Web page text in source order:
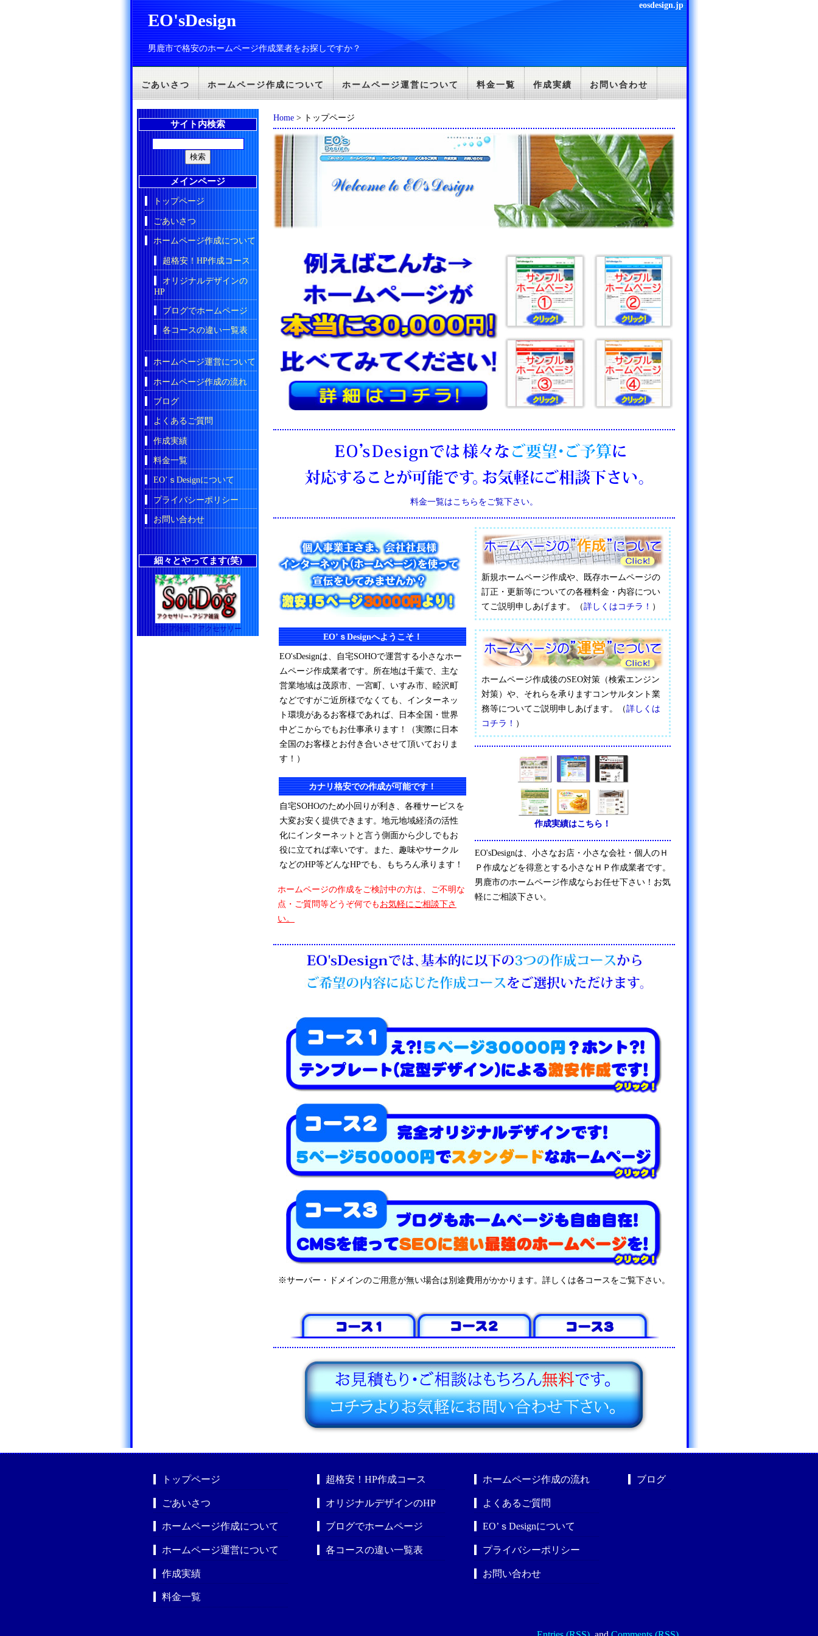
EO'sDesign
男鹿市で格安のホームページ作成業者をお探しですか？
eosdesign.jp
ごあいさつ ホームページ作成について ホームページ運営について 料金一覧 作成実績 お問い合わせ
Home > トップページ
料金一覧はこちらをご覧下さい。
EO’ｓDesignへようこそ！
EO'sDesignは、自宅SOHOで運営する小さなホー
ムページ作成業者です。所在地は千葉で、主な
営業地域は茂原市、一宮町、いすみ市、睦沢町
などですがご近所様でなくても、インターネッ
ト環境があるお客様であれば、日本全国・世界
中どこからでもお仕事承ります！（実際に日本
全国のお客様とお付き合いさせて頂いておりま
す！）
カナリ格安での作成が可能です！
自宅SOHOのため小回りが利き、各種サービスを
大変お安く提供できます。地元地域経済の活性
化にインターネットと言う側面から少しでもお
役に立てれば幸いです。また、趣味やサークル
などのHP等どんなHPでも、もちろん承ります！
ホームページの作成をご検討中の方は、ご不明な
点・ご質問等どうぞ何でもお気軽にご相談下さ
い。
新規ホームページ作成や、既存ホームページの
訂正・更新等についての各種料金・内容につい
てご説明申しあげます。（詳しくはコチラ！ ）
ホームページ作成後のSEO対策（検索エンジン
対策）や、それらを承りますコンサルタント業
務等についてご説明申しあげます。（詳しくは
コチラ！ ）
作成実績はこちら！
EO'sDesignは、小さなお店・小さな会社・個人のＨ
Ｐ作成などを得意とする小さなＨＰ作成業者です。
男鹿市のホームページ作成ならお任せ下さい！お気
軽にご相談下さい。
※サーバー・ドメインのご用意が無い場合は別途費用がかかります。詳しくは各コースをご覧下さい。
サイト内検索
メインページ
トップページ
ごあいさつ
ホームページ作成について
超格安！HP作成コース
オリジナルデザインの
HP
ブログでホームページ
各コースの違い一覧表
ホームページ運営について
ホームページ作成の流れ
ブログ
よくあるご質問
作成実績
料金一覧
EO’ｓDesignについて
プライバシーポリシー
お問い合わせ
細々とやってます(笑)
アジア雑貨・アクセサリー
トップページ
ごあいさつ
ホームページ作成について
ホームページ運営について
作成実績
料金一覧
超格安！HP作成コース
オリジナルデザインのHP
ブログでホームページ
各コースの違い一覧表
ホームページ作成の流れ
よくあるご質問
EO’ｓDesignについて
プライバシーポリシー
お問い合わせ
ブログ